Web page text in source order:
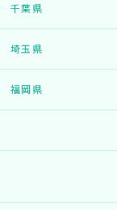
千葉県
埼玉県
福岡県